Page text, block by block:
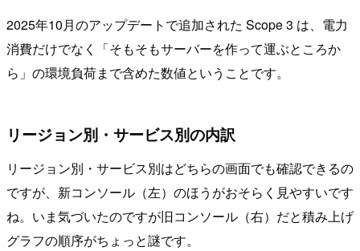
2025年10月のアップデートで追加された Scope 3 は、電力
消費だけでなく「そもそもサーバーを作って運ぶところか
ら」の環境負荷まで含めた数値ということです。
リージョン別・サービス別の内訳
リージョン別・サービス別はどちらの画面でも確認できるの
ですが、新コンソール（左）のほうがおそらく見やすいです
ね。いま気づいたのですが旧コンソール（右）だと積み上げ
グラフの順序がちょっと謎です。